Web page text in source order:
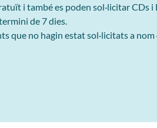
i també es poden sol·licitar CDs i
de 7 dies.
no hagin estat sol·licitats a